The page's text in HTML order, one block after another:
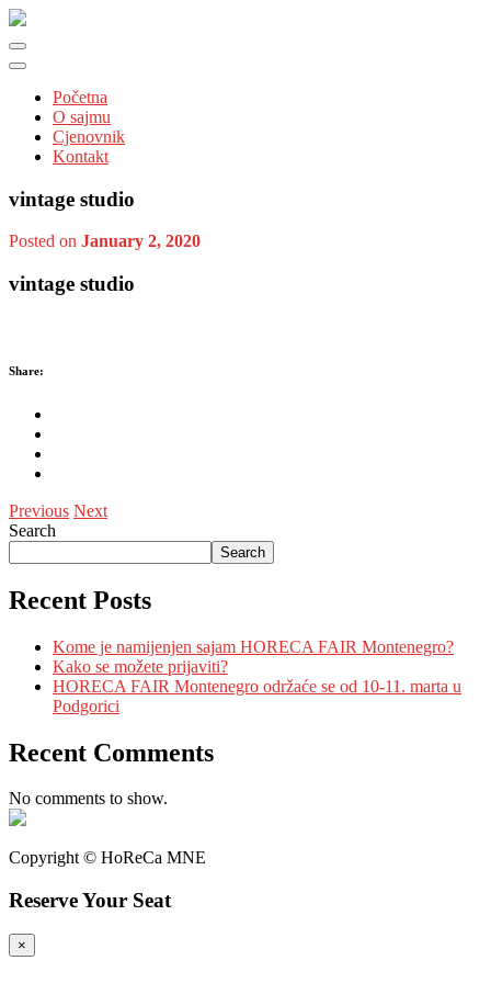
Početna
O sajmu
Cjenovnik
Kontakt
vintage studio
Posted on January 2, 2020
vintage studio
Share:
Previous Next
Search
Search
Recent Posts
Kome je namijenjen sajam HORECA FAIR Montenegro?
Kako se možete prijaviti?
HORECA FAIR Montenegro održaće se od 10-11. marta u
Podgorici
Recent Comments
No comments to show.
Copyright © HoReCa MNE
Reserve Your Seat
×